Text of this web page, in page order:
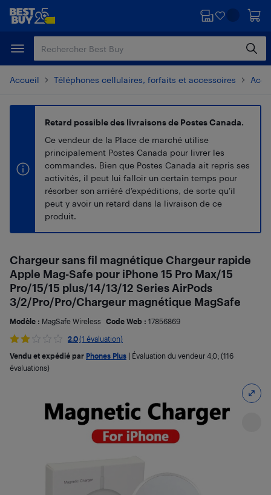
Passer
principal
Passer
Accueil Téléphones cellulaires, forfaits et accessoires
Retard possible des livraisons de Postes Canada.
Ce vendeur de la Place de marché utilise
principalement Postes Canada pour livrer les
commandes. Bien que Postes Canada ait repris ses
activités, il peut lui falloir un certain temps pour
résorber son arriéré d’expéditions, de sorte qu’il
peut y avoir un retard dans la livraison de ce
produit.
Chargeur sans fil magnétique Chargeur rapide
Apple Mag-Safe pour iPhone 15 Pro Max/15
Pro/15/15 plus/14/13/12 Series AirPods
3/2/Pro/Pro/Chargeur magnétique MagSafe
Modèle : MagSafe Wireless Code Web : 17856869
2.0(1 évaluation)
Vendu et expédié par Phones Plus Évaluation du vendeur 4,0; (116
évaluations)